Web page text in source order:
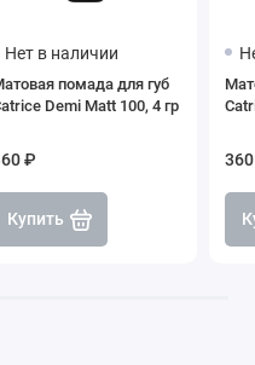
Нет в наличии
помада для губ
Demi Matt 100, 4 гр
₽
Купить